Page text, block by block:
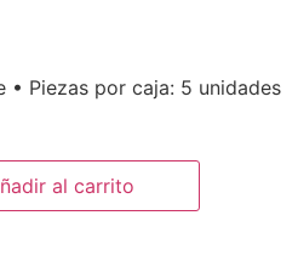
• Piezas por caja: 5 unidades
al carrito